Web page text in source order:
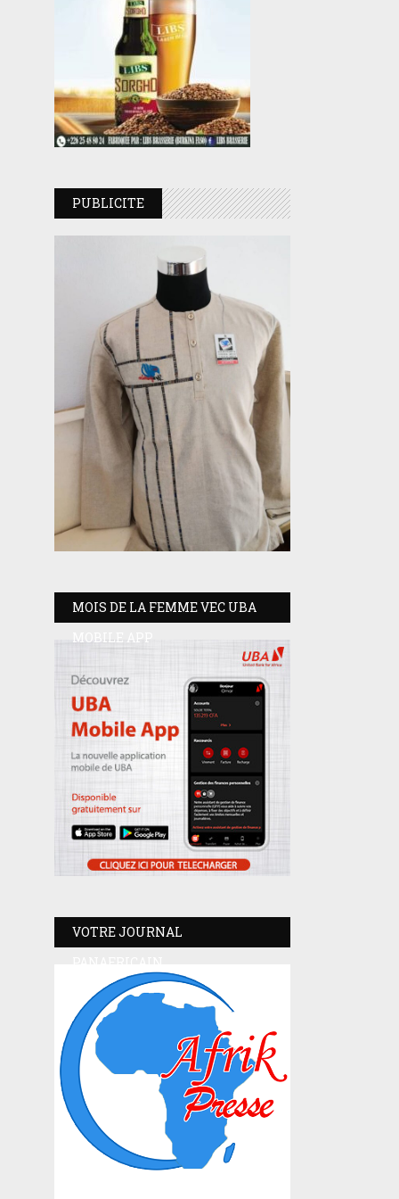
PUBLICITE
MOIS DE LA FEMME VEC UBA
MOBILE APP
VOTRE JOURNAL